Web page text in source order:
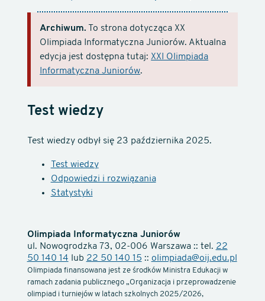
Archiwum. To strona dotycząca XX
Olimpiada Informatyczna Juniorów. Aktualna
edycja jest dostępna tutaj: XXI Olimpiada
Informatyczna Juniorów.
Test wiedzy
Test wiedzy odbył się 23 października 2025.
Test wiedzy
Odpowiedzi i rozwiązania
Statystyki
Olimpiada Informatyczna Juniorów
ul. Nowogrodzka 73, 02-006 Warszawa :: tel. 22
50 140 14 lub 22 50 140 15 :: olimpiada@oij.edu.pl
Olimpiada finansowana jest ze środków Ministra Edukacji w
ramach zadania publicznego „Organizacja i przeprowadzenie
olimpiad i turniejów w latach szkolnych 2025/2026,